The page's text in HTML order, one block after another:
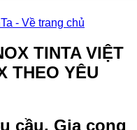
- Về trang chủ
TINTA VIỆT
THEO YÊU
cầu, Gia cong